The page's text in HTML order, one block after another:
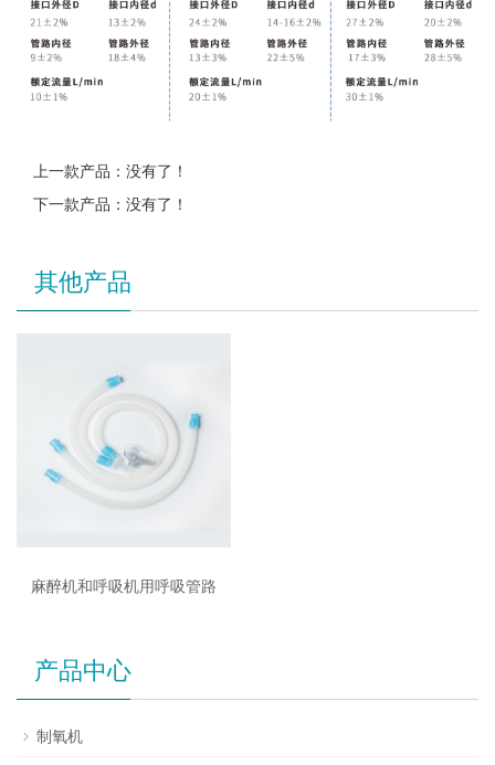
上一款产品：没有了！
下一款产品：没有了！
其他产品
麻醉机和呼吸机用呼吸管路
产品中心
制氧机